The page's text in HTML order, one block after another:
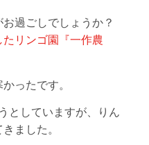
過ごしでしょうか？
リンゴ園『一作農
ったです。
としていますが、りん
ました。